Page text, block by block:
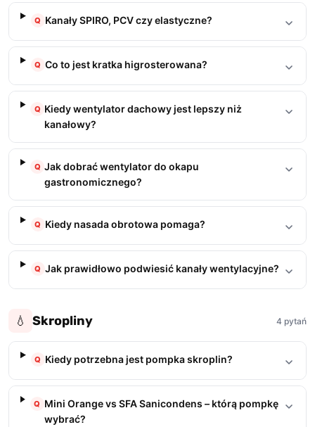
Q Kanały SPIRO, PCV czy elastyczne?
Q Co to jest kratka higrosterowana?
Q Kiedy wentylator dachowy jest lepszy niż
kanałowy?
Q Jak dobrać wentylator do okapu
gastronomicznego?
Q Kiedy nasada obrotowa pomaga?
Q Jak prawidłowo podwiesić kanały wentylacyjne?
💧 Skropliny 4 pytań
Q Kiedy potrzebna jest pompka skroplin?
Q Mini Orange vs SFA Sanicondens – którą pompkę
wybrać?